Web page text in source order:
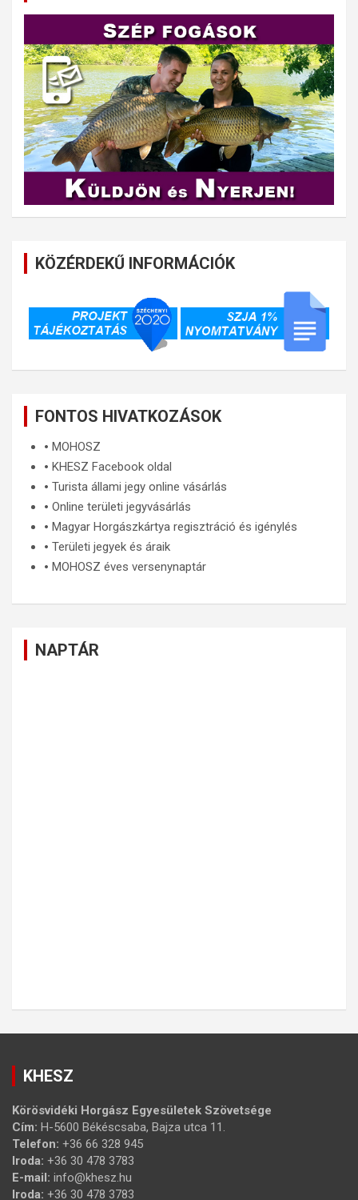
KÖZÉRDEKŰ INFORMÁCIÓK
FONTOS HIVATKOZÁSOK
🞄 MOHOSZ
🞄 KHESZ Facebook oldal
🞄 Turista állami jegy online vásárlás
🞄 Online területi jegyvásárlás
🞄 Magyar Horgászkártya regisztráció és igénylés
🞄 Területi jegyek és áraik
🞄 MOHOSZ éves versenynaptár
NAPTÁR
KHESZ
Körösvidéki Horgász Egyesületek Szövetsége
Cím: H-5600 Békéscsaba, Bajza utca 11.
Telefon: +36 66 328 945
Iroda: +36 30 478 3783
E-mail: info@khesz.hu
Iroda: +36 30 478 3783